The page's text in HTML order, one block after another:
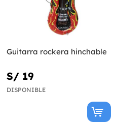
Guitarra rockera hinchable
S/ 19
DISPONIBLE